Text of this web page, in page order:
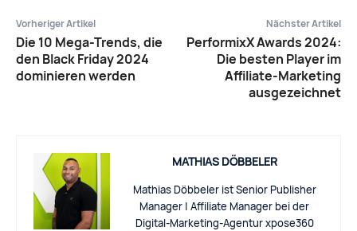
Vorheriger Artikel
Die 10 Mega-Trends, die
den Black Friday 2024
dominieren werden
Nächster Artikel
PerformixX Awards 2024:
Die besten Player im
Affiliate-Marketing
ausgezeichnet
MATHIAS DÖBBELER
Mathias Döbbeler ist Senior Publisher
Manager | Affiliate Manager bei der
Digital-Marketing-Agentur xpose360